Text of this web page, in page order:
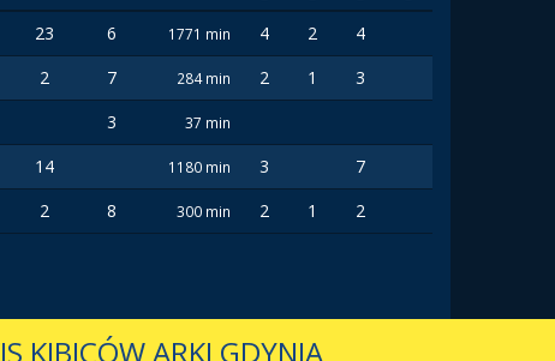
23 6 1771 min 4 2
4
2 7 284 min 2 1
3
3 37 min
14 1180 min 3
7
2 8 300 min 2 1
2
KIBICÓW ARKI GDYNIA